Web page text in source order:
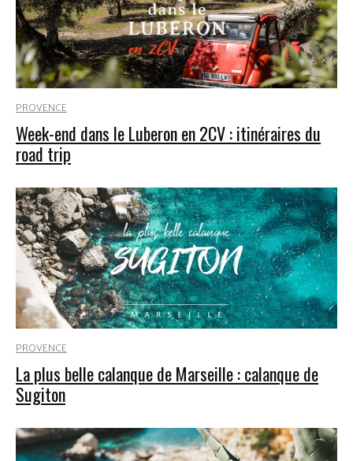
PROVENCE
Week-end dans le Luberon en 2CV : itinéraires du
road trip
PROVENCE
La plus belle calanque de Marseille : calanque de
Sugiton